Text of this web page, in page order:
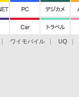
ワイモバイル UQ